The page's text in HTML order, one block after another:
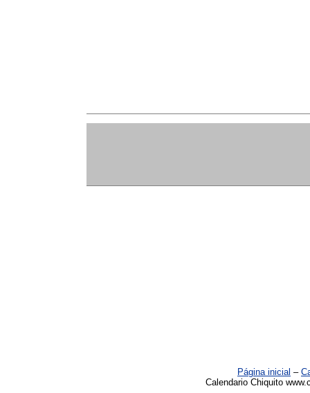
Página inicial –
Calendario Chiquito